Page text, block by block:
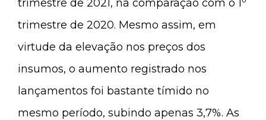
trimestre de 2021, na comparação com o 1º
trimestre de 2020. Mesmo assim, em
virtude da elevação nos preços dos
insumos, o aumento registrado nos
lançamentos foi bastante tímido no
mesmo período, subindo apenas 3,7%. As